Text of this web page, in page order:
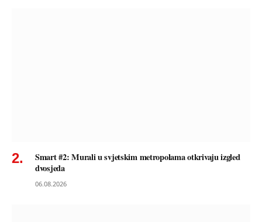
Smart #2: Murali u svjetskim metropolama otkrivaju izgled
dvosjeda
06.08.2026